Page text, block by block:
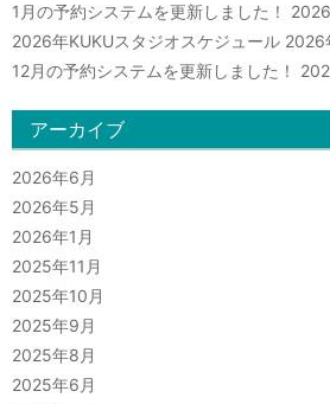
1月の予約システムを更新しました！
2026年KUKUスタジオスケジュール 2026
12月の予約システムを更新しました！
アーカイブ
2026年6月
2026年5月
2026年1月
2025年11月
2025年10月
2025年9月
2025年8月
2025年6月